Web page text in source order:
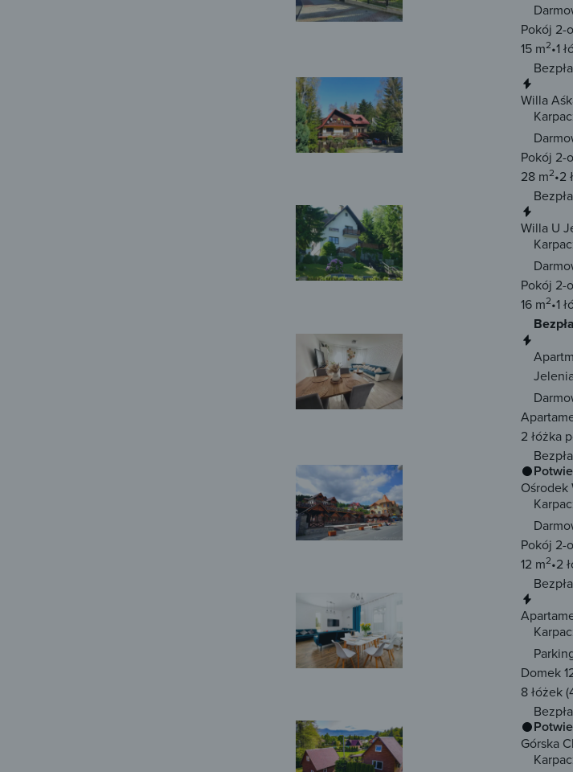
Pokój 2-
15 m2 1
Willa
Pokój 2-
28 m2 2
Willa U
Pokój 2-
16 m2 1
2 łóżka
Ośrodek
Pokój 2-
12 m2 2
Domek
8 łóżek